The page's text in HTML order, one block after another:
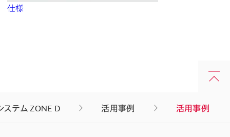
仕様
ステム ZONE D 活用事例 活用事例